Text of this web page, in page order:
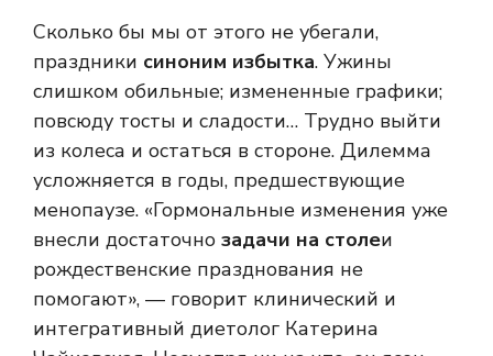
Сколько бы мы от этого не убегали,
праздники синоним избытка. Ужины
слишком обильные; измененные графики;
повсюду тосты и сладости… Трудно выйти
из колеса и остаться в стороне. Дилемма
усложняется в годы, предшествующие
менопаузе. «Гормональные изменения уже
внесли достаточно задачи на столеи
рождественские празднования не
помогают», — говорит клинический и
интегративный диетолог Катерина